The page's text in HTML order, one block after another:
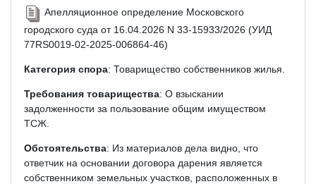
Апелляционное определение Московского
городского суда от 16.04.2026 N 33-15933/2026 (УИД
77RS0019-02-2025-006864-46)
Категория спора: Товарищество собственников жилья.
Требования товарищества: О взыскании
задолженности за пользование общим имуществом
ТСЖ.
Обстоятельства: Из материалов дела видно, что
ответчик на основании договора дарения является
собственником земельных участков, расположенных в